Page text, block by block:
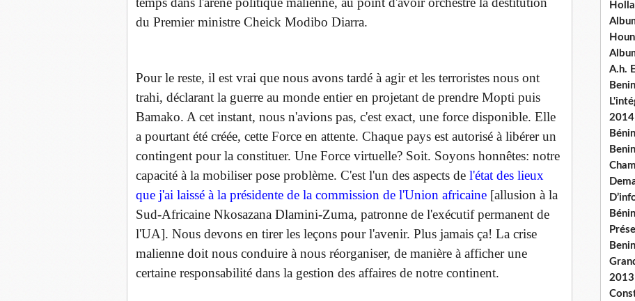
du Premier ministre Cheick Modibo Diarra.
Pour le reste, il est vrai que nous avons tardé à agir et les terroristes nous ont
trahi, déclarant la guerre au monde entier en projetant de prendre Mopti puis
Bamako. A cet instant, nous n'avions pas, c'est exact, une force disponible. Elle
a pourtant été créée, cette Force en attente. Chaque pays est autorisé à libérer un
contingent pour la constituer. Une Force virtuelle? Soit. Soyons honnêtes: notre
capacité à la mobiliser pose problème. C'est l'un des aspects de l'état des lieux
que j'ai laissé à la présidente de la commission de l'Union africaine [allusion à la
Sud-Africaine Nkosazana Dlamini-Zuma, patronne de l'exécutif permanent de
l'UA]. Nous devons en tirer les leçons pour l'avenir. Plus jamais ça! La crise
malienne doit nous conduire à nous réorganiser, de manière à afficher une
certaine responsabilité dans la gestion des affaires de notre continent.
A.h.
2013